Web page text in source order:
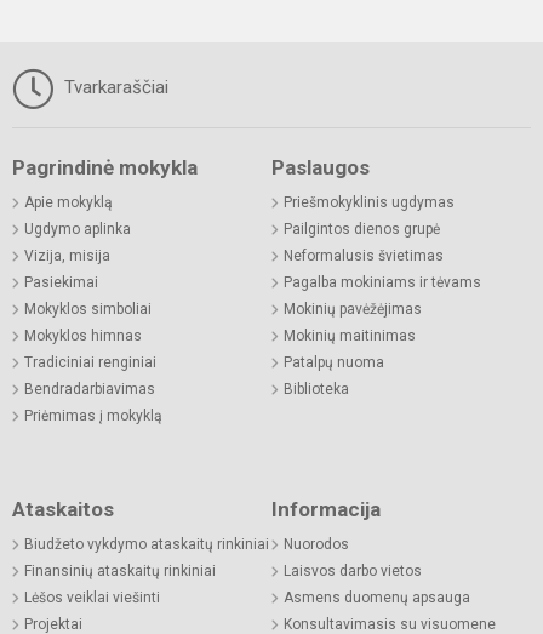
Tvarkaraščiai
Pagrindinė mokykla
Apie mokyklą
Ugdymo aplinka
Vizija, misija
Pasiekimai
Mokyklos simboliai
Mokyklos himnas
Tradiciniai renginiai
Bendradarbiavimas
Priėmimas į mokyklą
Paslaugos
Priešmokyklinis ugdymas
Pailgintos dienos grupė
Neformalusis švietimas
Pagalba mokiniams ir tėvams
Mokinių pavėžėjimas
Mokinių maitinimas
Patalpų nuoma
Biblioteka
Ataskaitos
Biudžeto vykdymo ataskaitų rinkiniai
Finansinių ataskaitų rinkiniai
Lėšos veiklai viešinti
Projektai
Informacija
Nuorodos
Laisvos darbo vietos
Asmens duomenų apsauga
Konsultavimasis su visuomene